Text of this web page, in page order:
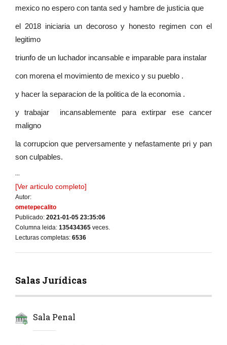
mexico no espero con tanta sed y hambre de justicia que
el 2018 iniciaria un decoroso y honesto regimen con el
legitimo
triunfo de un luchador incansable e imparable para instalar
con morena el movimiento de mexico y su pueblo .
y hacer la separacion de la politica de la economia .
y trabajar incansablemente para extirpar ese cancer
maligno
la corrupcion que perversamente y nefastamente pri y pan
son culpables.
...
[Ver articulo completo]
Autor:
ometepecalito
Publicado: 2021-01-05 23:35:06
Columna leida: 135434365 veces.
Lecturas completas: 6536
Salas Jurídicas
Sala Penal